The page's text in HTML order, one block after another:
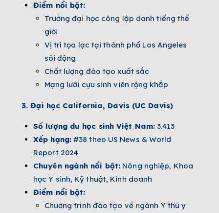
Điểm nổi bật:
Trường đại học công lập danh tiếng thế
giới
Vị trí tọa lạc tại thành phố Los Angeles
sôi động
Chất lượng đào tạo xuất sắc
Mạng lưới cựu sinh viên rộng khắp
3. Đại học California, Davis (UC Davis)
Số lượng du học sinh Việt Nam: 3.413
Xếp hạng:#38 theo US News & World
Report 2024
Chuyên ngành nổi bật: Nông nghiệp, Khoa
học Y sinh, Kỹ thuật, Kinh doanh
Điểm nổi bật:
Chương trình đào tạo về ngành Y thú y